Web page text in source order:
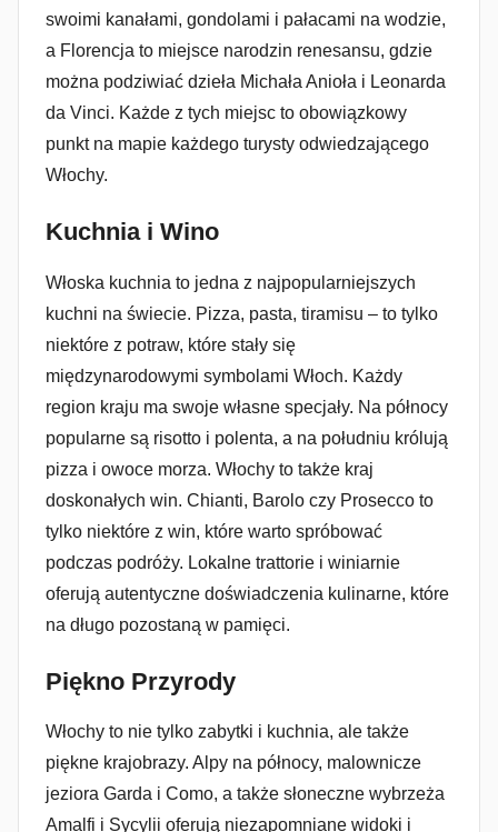
swoimi kanałami, gondolami i pałacami na wodzie,
a Florencja to miejsce narodzin renesansu, gdzie
można podziwiać dzieła Michała Anioła i Leonarda
da Vinci. Każde z tych miejsc to obowiązkowy
punkt na mapie każdego turysty odwiedzającego
Włochy.
Kuchnia i Wino
Włoska kuchnia to jedna z najpopularniejszych
kuchni na świecie. Pizza, pasta, tiramisu – to tylko
niektóre z potraw, które stały się
międzynarodowymi symbolami Włoch. Każdy
region kraju ma swoje własne specjały. Na północy
popularne są risotto i polenta, a na południu królują
pizza i owoce morza. Włochy to także kraj
doskonałych win. Chianti, Barolo czy Prosecco to
tylko niektóre z win, które warto spróbować
podczas podróży. Lokalne trattorie i winiarnie
oferują autentyczne doświadczenia kulinarne, które
na długo pozostaną w pamięci.
Piękno Przyrody
Włochy to nie tylko zabytki i kuchnia, ale także
piękne krajobrazy. Alpy na północy, malownicze
jeziora Garda i Como, a także słoneczne wybrzeża
Amalfi i Sycylii oferują niezapomniane widoki i